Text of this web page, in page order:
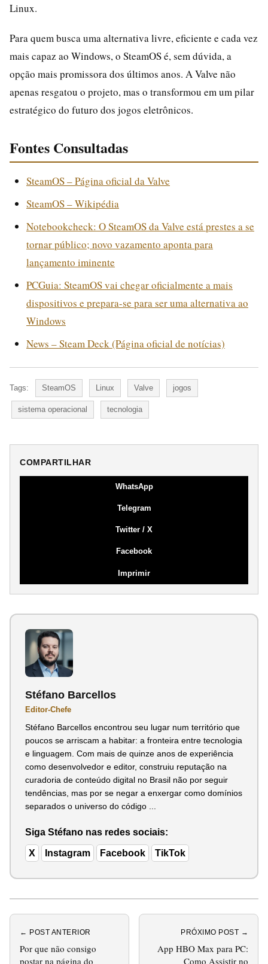
Linux.
Para quem busca uma alternativa livre, eficiente e cada vez
mais capaz ao Windows, o SteamOS é, sem dúvida, a
opção mais promissora dos últimos anos. A Valve não
apenas resgatou o projeto, mas o transformou em um pilar
estratégico do futuro dos jogos eletrônicos.
Fontes Consultadas
SteamOS – Página oficial da Valve
SteamOS – Wikipédia
Notebookcheck: O SteamOS da Valve está prestes a se
tornar público; novo vazamento aponta para
lançamento iminente
PCGuia: SteamOS vai chegar oficialmente a mais
dispositivos e prepara-se para ser uma alternativa ao
Windows
News – Steam Deck (Página oficial de notícias)
Tags: SteamOS Linux Valve jogos
sistema operacional tecnologia
COMPARTILHAR
WhatsApp
Telegram
Twitter / X
Facebook
Imprimir
Stéfano Barcellos
Editor-Chefe
Stéfano Barcellos encontrou seu lugar num território que
poucos se arriscam a habitar: a fronteira entre tecnologia
e linguagem. Com mais de quinze anos de experiência
como desenvolvedor e editor, construiu reputação na
curadoria de conteúdo digital no Brasil não por seguir
tendências, mas por se negar a enxergar como domínios
separados o universo do código ...
Siga Stéfano nas redes sociais:
X Instagram Facebook TikTok
← POST ANTERIOR
Por que não consigo
postar na página do
PRÓXIMO POST →
App HBO Max para PC:
Como Assistir no